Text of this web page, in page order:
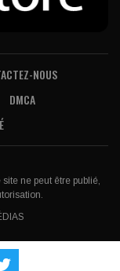
NOUS
DMCA
ne peut être publié,